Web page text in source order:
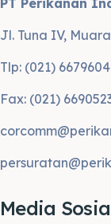
Jl. Tuna IV,
Tlp: (021) 6679604
Fax: (021)
Media